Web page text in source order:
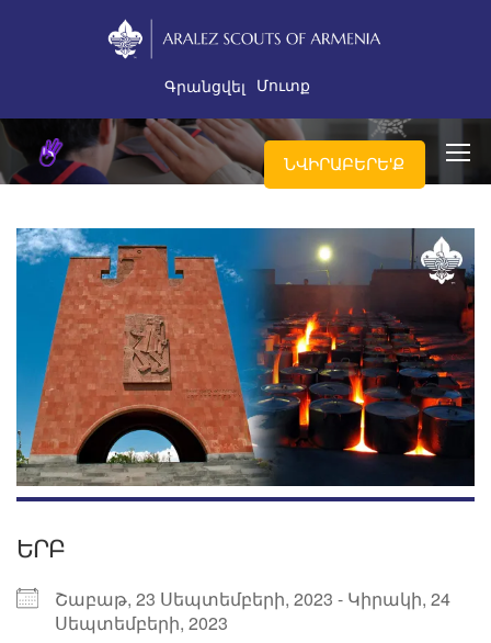
Գրանցվել Մուտք
ՆՎԻՐԱԲԵՐԵ'Ք
ԵՐԲ
Շաբաթ, 23 Սեպտեմբերի, 2023 - Կիրակի, 24
Սեպտեմբերի, 2023